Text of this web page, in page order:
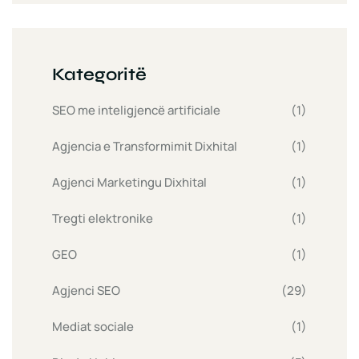
Kategoritë
SEO me inteligjencë artificiale (1)
Agjencia e Transformimit Dixhital (1)
Agjenci Marketingu Dixhital (1)
Tregti elektronike (1)
GEO (1)
Agjenci SEO (29)
Mediat sociale (1)